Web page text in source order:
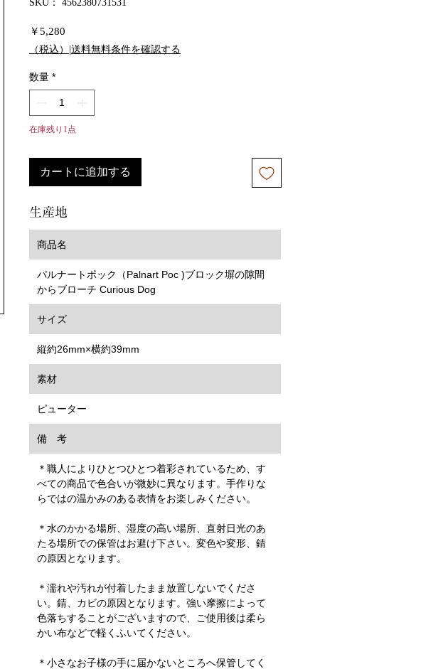
SKU： 4562380731531
￥5,280
格
（税込）|送料無料条件を確認する
数量 *
在庫残り1点
カートに追加する
生産地
商品名
パルナートポック（Palnart Poc )ブロック塀の隙間
からブローチ Curious Dog
サイズ
縦約26mm×横約39mm
素材
ピューター
備 考
＊職人によりひとつひとつ着彩されているため、す
べての商品で色合いが微妙に異なります。手作りな
らではの温かみのある表情をお楽しみください。
＊水のかかる場所、湿度の高い場所、直射日光のあ
たる場所での保管はお避け下さい。変色や変形、錆
の原因となります。
＊濡れや汚れが付着したまま放置しないでくださ
い。錆、カビの原因となります。強い摩擦によって
色落ちすることがございますので、ご使用後は柔ら
かい布などで軽くふいてください。
＊小さなお子様の手に届かないところへ保管してく